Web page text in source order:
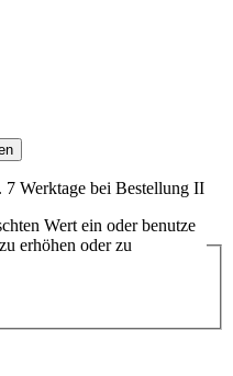
Werktage bei Bestellung II
Wert ein oder benutze
erhöhen oder zu